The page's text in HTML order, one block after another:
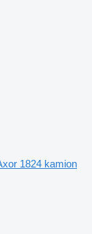
1824 kamion